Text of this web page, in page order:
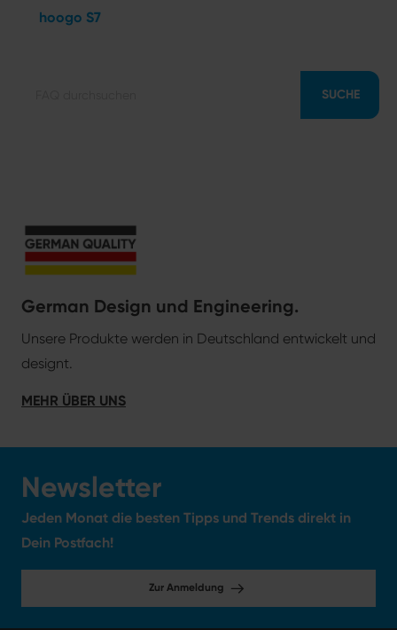
hoogo S7
SUCHE
German Design und Engineering.
Unsere Produkte werden in Deutschland entwickelt und
designt.
MEHR ÜBER UNS
Newsletter
Jeden Monat die besten Tipps und Trends direkt in
Dein Postfach!
Zur Anmeldung